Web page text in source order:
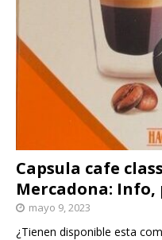
Capsula cafe
Mercadona:
mayo 9, 2023
¿Tienen disponible esta